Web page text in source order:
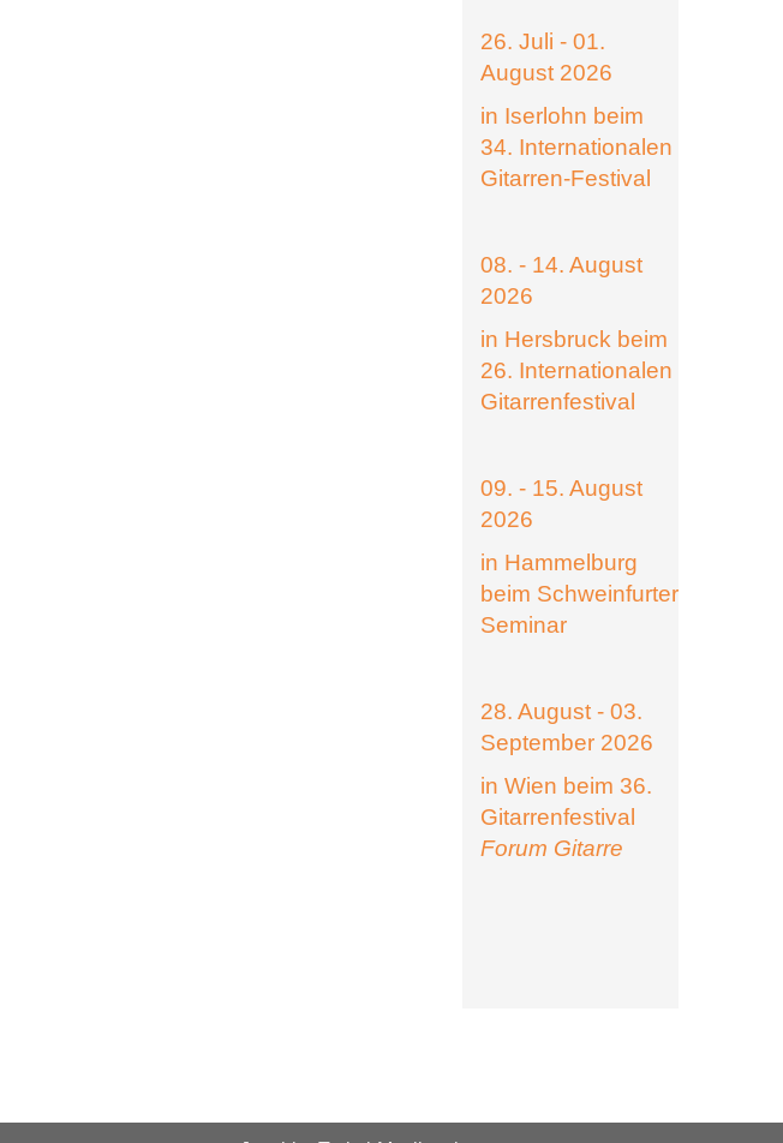
26. Juli - 01.
August 2026
in Iserlohn beim
34. Internationalen
Gitarren-Festival
08. - 14. August
2026
in Hersbruck beim
26. Internationalen
Gitarrenfestival
09. - 15. August
2026
in Hammelburg
beim Schweinfurter
Seminar
28. August - 03.
September 2026
in Wien beim 36.
Gitarrenfestival
Forum Gitarre